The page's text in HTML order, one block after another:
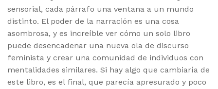
sensorial, cada párrafo una ventana a un mundo
distinto. El poder de la narración es una cosa
asombrosa, y es increíble ver cómo un solo libro
puede desencadenar una nueva ola de discurso
feminista y crear una comunidad de individuos con
mentalidades similares. Si hay algo que cambiaría de
este libro, es el final, que parecía apresurado y poco